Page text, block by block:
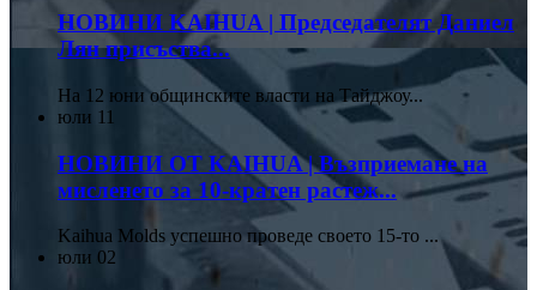
НОВИНИ KAIHUA | Председателят Даниел
Лян присъства...
На 12 юни общинските власти на Тайджоу...
юли 11
НОВИНИ ОТ KAIHUA | Възприемане на
мисленето за 10-кратен растеж...
Kaihua Molds успешно проведе своето 15-то ...
юли 02